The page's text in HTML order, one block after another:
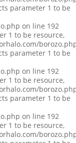
parameter 1 to be
on line 192
1 to be resource,
parameter 1 to be
on line 192
1 to be resource,
parameter 1 to be
on line 192
1 to be resource,